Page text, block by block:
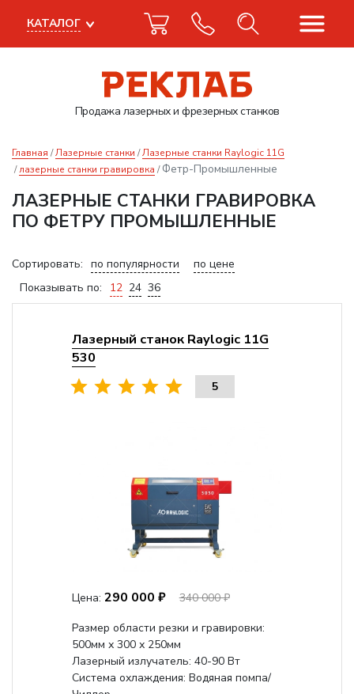
Продажа лазерныхи фрезерных станков
КАТАЛОГ
Главная Лазерные станки
Лазерные станки Raylogic 11G
лазерные станки гравировка
Фетр-Промышленные
ЛАЗЕРНЫЕ СТАНКИ ГРАВИРОВКА
ПО ФЕТРУ ПРОМЫШЛЕННЫЕ
Сортировать: по популярности
по цене
Показывать по:
12 24 36
Лазерный станок Raylogic 11G
530
5
Цена: 290 000 ₽
340 000 ₽
Размер области резки и гравировки:
500мм х 300 х 250мм
Лазерный излучатель: 40-90 Вт
Система охлаждения: Водяная помпа/